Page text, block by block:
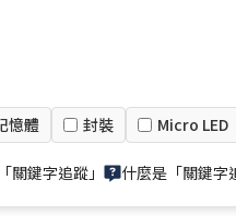
憶體 封裝 Micro LED
關鍵字追蹤」 什麼是「關鍵字